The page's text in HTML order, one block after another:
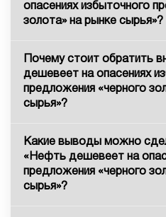
опасениях избыточного
золота» на рынке сырья»?
Почему стоит обратить
дешевеет на опасениях
предложения «черного
сырья»?
Какие выводы можно
«Нефть дешевеет на
предложения «черного
сырья»?